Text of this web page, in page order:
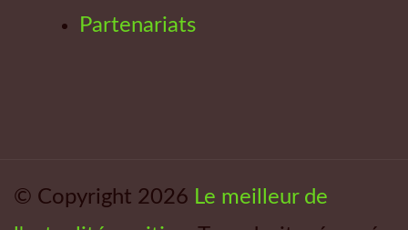
Partenariats
© Copyright 2026 Le meilleur de